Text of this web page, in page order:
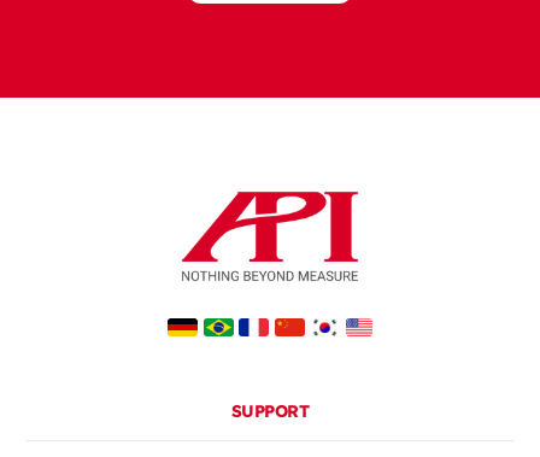
SUPPORT